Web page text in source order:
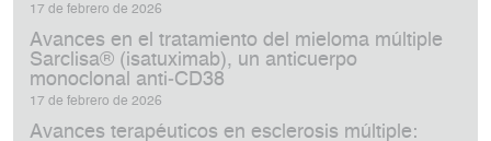
17 de febrero de 2026
Avances en el tratamiento del mieloma múltiple
Sarclisa® (isatuximab), un anticuerpo
monoclonal anti‑CD38
17 de febrero de 2026
Avances terapéuticos en esclerosis múltiple: